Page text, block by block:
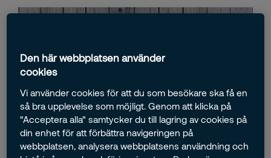
I veckan publicerade PC för Alla ett stort test av olika
hemlarm på den svenska marknaden. De
larmleverantörer som ingick i testet var Alert Alarm,
Gardio, Sector Alarm, Svenska Larm, Verisure och
SecuritasHome, och där de två sistnämnda hamnade
Den här webbplatsen använder
cookies
Vi använder cookies för att du som besökare ska få en
så bra upplevelse som möjligt. Genom att klicka på
"Acceptera alla" samtycker du till lagring av cookies på
din enhet för att förbättra navigeringen på
webbplatsen, analysera webbplatsens användning och